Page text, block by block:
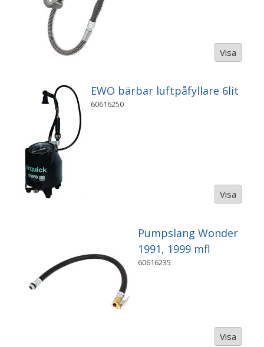
Visa
EWO bärbar luftpåfyllare 6lit
60616250
Visa
Pumpslang Wonder
1991, 1999 mfl
60616235
Visa